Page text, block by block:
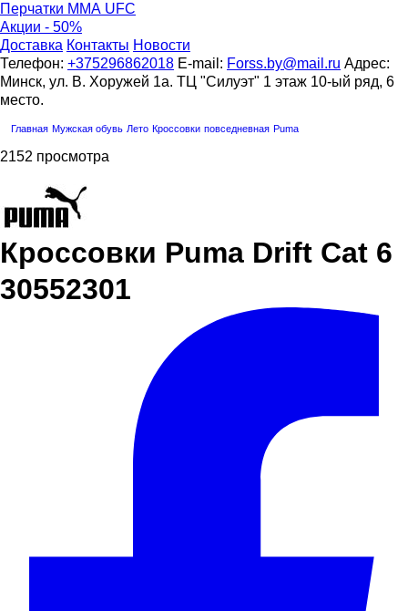
Перчатки ММА UFC
Акции - 50%
Доставка Контакты Новости
Телефон: +375296862018 E-mail: Forss.by@mail.ru Адрес:
Минск, ул. В. Хоружей 1а. ТЦ "Силуэт" 1 этаж 10-ый ряд, 6
место.
Главная Мужская обувь Лето Кроссовки повседневная Puma
2152 просмотра
Кроссовки Puma Drift Cat 6
30552301